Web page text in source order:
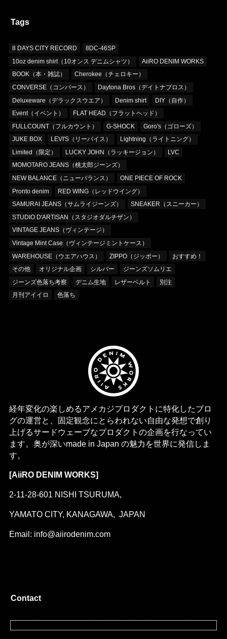
Tags
8 DAYS CITY RECORD
8DC-46SP
10oz denim shirt（10オンス デニムシャツ）
AiiRO DENIM WORKS
BOOK（本・雑誌）
Cherokee（チェロキー）
CONVERSE（コンバース）
Daytona Bros（デイトナブロス）
Deluxeware（デラックスウエア）
Denim shirt
DIY（自作）
Event（イベント）
FLAT HEAD（フラットヘッド）
FULLCOUNT（フルカウント）
G-SHOCK
Goro's（ゴローズ）
JUKE BOX
LEVI'S（リーバイス）
Lightning（ライトニング）
Limited（限定）
LUCKY JOHN（ラッキージョン）
LVC
MOMOTARO JEANS（桃太郎ジーンズ）
NEW BALANCE（ニューバランス）
ONE PIECE OF ROCK
Pronto denim
RED WING（レッドウイング）
SAMURAI JEANS（サムライジーンズ）
SNEAKER（スニーカー）
STUDIO D'ARTISAN（スタジオダルチザン）
VINTAGE JEANS（ヴィンテージ）
Vintage Mint Case（ヴィンテージミントケース）
WAREHOUSE（ウエアハウス）
ZIPPO（ジッポー）
おすすめ！
その他
オリジナル企画 シルバー
ジーンズソムリエ
ジーンズ色落ち考察
デニム生地 レザーベルト
別注
月刊アイイロ
色落ち
経年変化の楽しめるアメカジプロダクトに特化したブロ
グの運営と、固定観念にとらわれない自由な発想で創り
上げるサードウェーブなプロダクトの企画を行なってい
ます。奥が深いmade in Japan の魅力を世界に発信しま
す。
[AiiRO DENIM WORKS]
2-11-28-601 NISHI TSURUMA,
YAMATO CITY, KANAGAWA, JAPAN
Email: info@aiirodenim.com
Contact